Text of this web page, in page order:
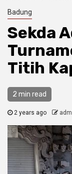
Badung
Sekda
Titih
2 min read
2 years ago